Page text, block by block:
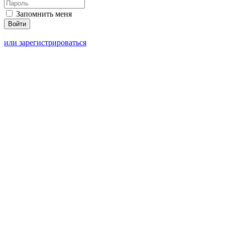
Запомнить меня
или зарегистрироваться